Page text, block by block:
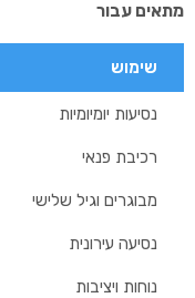
מתאים עבור
שימוש
נסיעות יומיומיות
רכיבת פנאי
מבוגרים וגיל שלישי
נסיעה עירונית
נוחות ויציבות